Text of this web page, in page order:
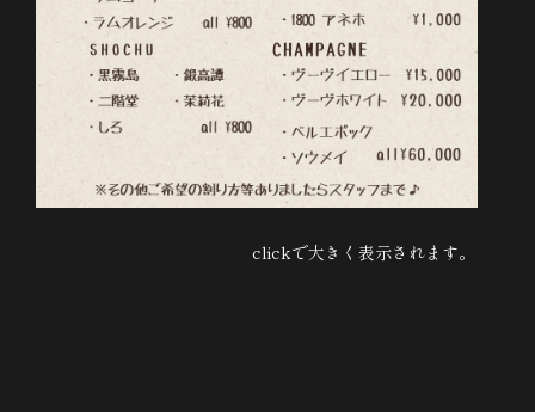
clickで大きく表示されます。